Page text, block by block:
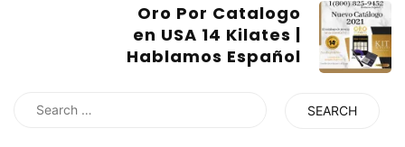
Oro Por Catalogo
en USA 14 Kilates |
Hablamos Español
Search